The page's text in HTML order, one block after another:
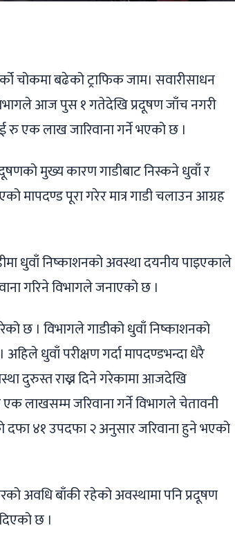
चोकमा बढेको ट्राफिक जाम। सवारीसाधन
आज पुस १ गतेदेखि प्रदूषण जाँच नगरी
रु एक लाख जारिवाना गर्ने भएको छ ।
मुख्य कारण गाडीबाट निस्कने धुवाँ र
मापदण्ड पूरा गरेर मात्र गाडी चलाउन आग्रह
धुवाँ निष्काशनको अवस्था दयनीय पाइएकाले
गरिने विभागले जनाएको छ ।
छ । विभागले गाडीको धुवाँ निष्काशनको
धुवाँ परीक्षण गर्दा मापदण्डभन्दा धेरै
दुरुस्त राख्न दिने गरेकामा आजदेखि
लाखसम्म जरिवाना गर्ने विभागले चेतावनी
४१ उपदफा २ अनुसार जरिवाना हुने भएको
अवधि बाँकी रहेको अवस्थामा पनि प्रदूषण
छ ।